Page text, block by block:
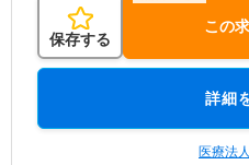
保存する
この
詳細
医療法